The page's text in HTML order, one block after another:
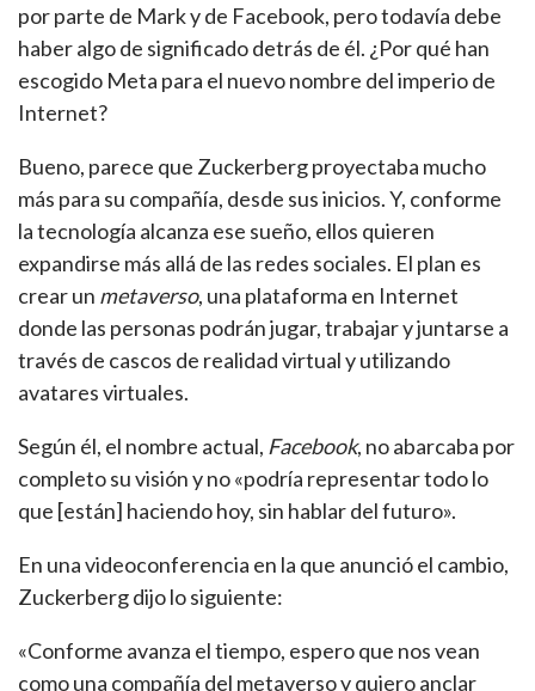
por parte de Mark y de Facebook, pero todavía debe
haber algo de significado detrás de él. ¿Por qué han
escogido Meta para el nuevo nombre del imperio de
Internet?
Bueno, parece que Zuckerberg proyectaba mucho
más para su compañía, desde sus inicios. Y, conforme
la tecnología alcanza ese sueño, ellos quieren
expandirse más allá de las redes sociales. El plan es
crear un metaverso, una plataforma en Internet
donde las personas podrán jugar, trabajar y juntarse a
través de cascos de realidad virtual y utilizando
avatares virtuales.
Según él, el nombre actual, Facebook, no abarcaba por
completo su visión y no «podría representar todo lo
que [están] haciendo hoy, sin hablar del futuro».
En una videoconferencia en la que anunció el cambio,
Zuckerberg dijo lo siguiente:
«Conforme avanza el tiempo, espero que nos vean
como una compañía del metaverso y quiero anclar